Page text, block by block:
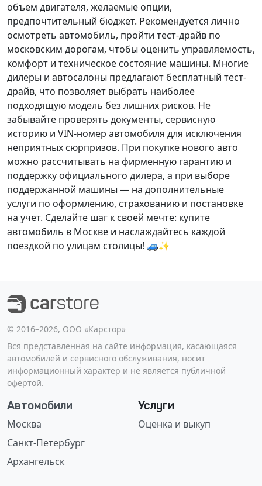
объем двигателя, желаемые опции,
предпочтительный бюджет. Рекомендуется лично
осмотреть автомобиль, пройти тест-драйв по
московским дорогам, чтобы оценить управляемость,
комфорт и техническое состояние машины. Многие
дилеры и автосалоны предлагают бесплатный тест-
драйв, что позволяет выбрать наиболее
подходящую модель без лишних рисков. Не
забывайте проверять документы, сервисную
историю и VIN-номер автомобиля для исключения
неприятных сюрпризов. При покупке нового авто
можно рассчитывать на фирменную гарантию и
поддержку официального дилера, а при выборе
поддержанной машины — на дополнительные
услуги по оформлению, страхованию и постановке
на учет. Сделайте шаг к своей мечте: купите
автомобиль в Москве и наслаждайтесь каждой
поездкой по улицам столицы! 🚙✨
©️ 2016–2026, ООО «Карстор»
Вся представленная на сайте информация, касающаяся
автомобилей и сервисного обслуживания, носит
информационный характер и не является публичной
офертой.
Автомобили
Москва
Санкт-Петербург
Архангельск
Услуги
Оценка и выкуп